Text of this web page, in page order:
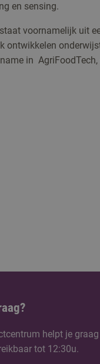
en sensing.
voornamelijk uit
ontwikkelen
in
helpt je
tot 12:30u.